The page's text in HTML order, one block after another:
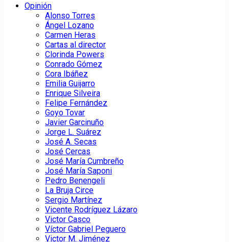
Opinión
Alonso Torres
Ángel Lozano
Carmen Heras
Cartas al director
Clorinda Powers
Conrado Gómez
Cora Ibáñez
Emilia Guijarro
Enrique Silveira
Felipe Fernández
Goyo Tovar
Javier Garcinuño
Jorge L. Suárez
José A. Secas
José Cercas
José María Cumbreño
José María Saponi
Pedro Benengeli
La Bruja Circe
Sergio Martínez
Vicente Rodríguez Lázaro
Victor Casco
Víctor Gabriel Peguero
Victor M. Jiménez